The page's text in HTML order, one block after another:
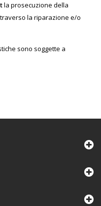
la prosecuzione della
la riparazione e/o
sono soggette a